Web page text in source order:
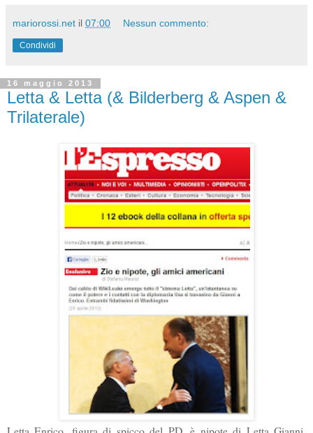
mariorossi.net il 07:00 Nessun commento:
Condividi
16 maggio 2013
Letta & Letta (& Bilderberg & Aspen &
Trilaterale)